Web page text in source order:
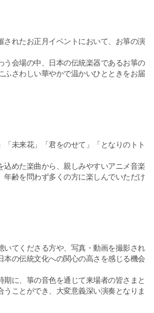
されたお正月イベントにおいて、お箏の演
う会場の中、日本の伝統楽器であるお箏の
ふさわしい華やかで温かいひとときをお届
「未来花」「君をのせて」「となりのトト
込めた楽曲から、親しみやすいアニメ音楽
年齢を問わず多くの方に楽しんでいただけ
いてくださる方や、写真・動画を撮影され
本の伝統文化への関心の高さを感じる機会
期に、箏の音色を通じて来場者の皆さまと
うことができ、大変意義深い演奏となりま